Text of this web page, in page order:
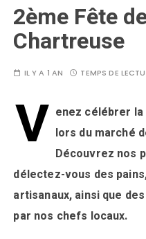
2ème Fête
Chartreuse
IL Y A 1 AN TEMPS DE
V enez célébrer
lors du marché
Découvrez nos
délectez-vous des
artisanaux, ainsi que
par nos chefs locaux.